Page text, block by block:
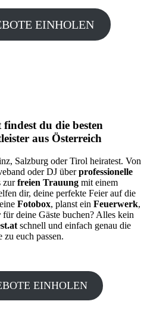
EINHOLEN
findest du die besten
aus Österreich
Salzburg oder Tirol heiratest. Von
oder DJ überprofessionelle
zurfreien Trauungmit einem
dir, deine perfekte Feier auf die
Fotobox, planst ein Feuerwerk,
für deine Gäste buchen? Alles kein
schnell und einfach genau die
zu euch passen.
EINHOLEN